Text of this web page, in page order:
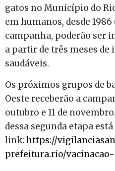
gatos no Município do
em humanos, desde 1986
campanha, poderão ser
a partir de três meses de
saudáveis.
Os próximos grupos de
Oeste receberão a
outubro e 11 de
dessa segunda etapa
link: https://
prefeitura.rio/vacinacao-